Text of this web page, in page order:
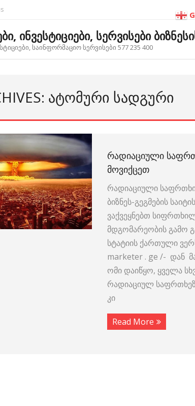
ინვესტიციები, სერვისები
საინფორმაციო სერვისები 577 235 400
ᲐᲢᲝᲛᲣᲠᲘ ᲡᲐᲓᲒᲣᲠᲘ
ᲠᲐᲓᲘᲐᲪᲘᲣᲚᲘ
ᲛᲝᲕᲘᲥᲪᲔᲗ
რადიაციული
ბიზნეს-გეგმების
ვაქვეყნებთ
მდგომარეობის გამო
სტატიის ქართული
marketer . ge /- დან
ომი დაიწყო, ყველა
რადიაციულ
კი
Read More